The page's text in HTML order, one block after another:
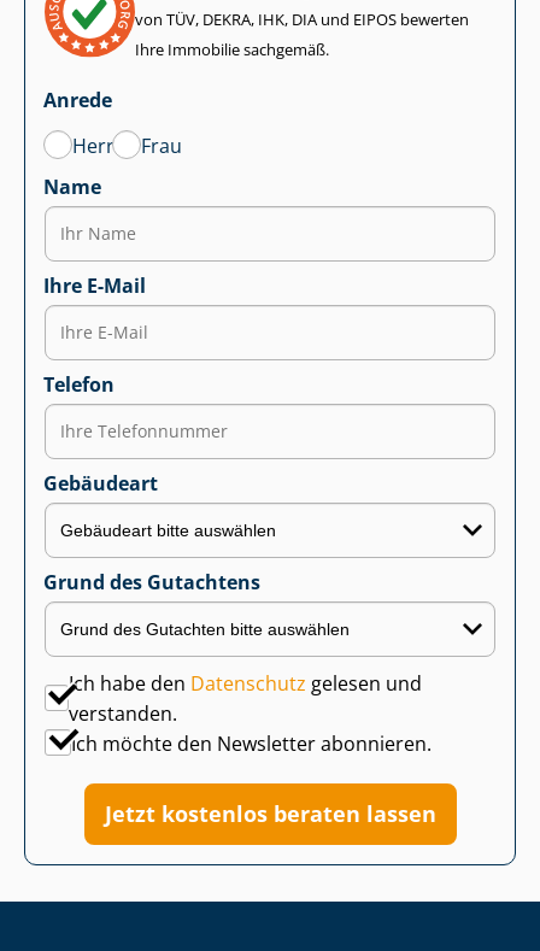
von TÜV, DEKRA, IHK, DIA und EIPOS bewerten
Ihre Immobilie sachgemäß.
Anrede
Herr
Frau
Name
Ihre E-Mail
Telefon
Gebäudeart
Grund des Gutachtens
Ich habe den Datenschutz gelesen und
verstanden.
Ich möchte den Newsletter abonnieren.
Jetzt kostenlos beraten lassen